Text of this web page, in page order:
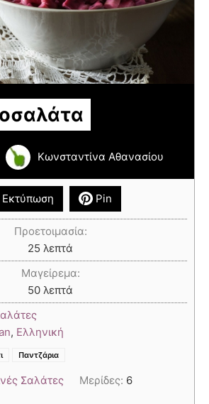
Κωνσταντίνα Αθανασίου
Εκτύπωση Pin
Προετοιμασία:
25 λεπτά
Μαγείρεμα:
50 λεπτά
, Ελληνική
Παντζάρια
Σαλάτες Μερίδες: 6